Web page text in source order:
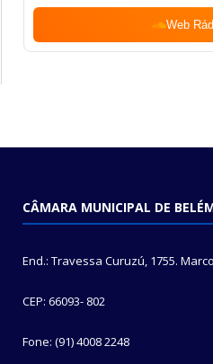
Web
CÂMARA MUNICIPAL DE
End.: Travessa Curuzú, 1755.
CEP: 66093- 802
Fone: (91) 4008 2248